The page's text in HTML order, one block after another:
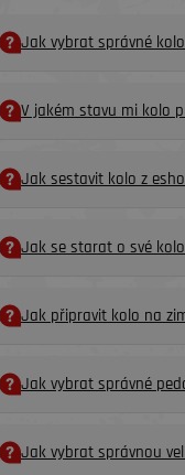
Jak vybrat správné
V jakém stavu mi kolo
Jak sestavit kolo z
Jak se starat o své
Jak připravit kolo na
Jak vybrat správné
Jak vybrat správnou